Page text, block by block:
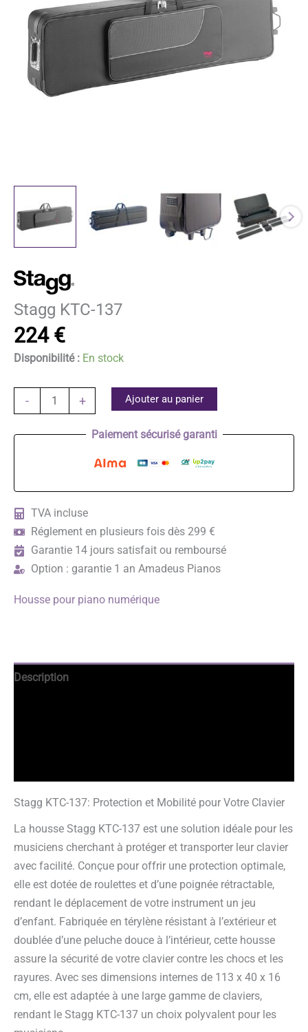
Stagg KTC-137
224 €
Disponibilité : En stock
-
quantité
de
Stagg
+ Ajouter au panier
Paiement sécurisé garanti
TVA incluse
Réglement en plusieurs fois dès 299 €
Garantie 14 jours satisfait ou remboursé
Option : garantie 1 an Amadeus Pianos
Housse pour piano numérique
Description
Stagg KTC-137: Protection et Mobilité pour Votre Clavier
La housse Stagg KTC-137 est une solution idéale pour les
musiciens cherchant à protéger et transporter leur clavier
avec facilité. Conçue pour offrir une protection optimale,
elle est dotée de roulettes et d’une poignée rétractable,
rendant le déplacement de votre instrument un jeu
d’enfant. Fabriquée en térylène résistant à l’extérieur et
doublée d’une peluche douce à l’intérieur, cette housse
assure la sécurité de votre clavier contre les chocs et les
rayures. Avec ses dimensions internes de 113 x 40 x 16
cm, elle est adaptée à une large gamme de claviers,
rendant le Stagg KTC-137 un choix polyvalent pour les